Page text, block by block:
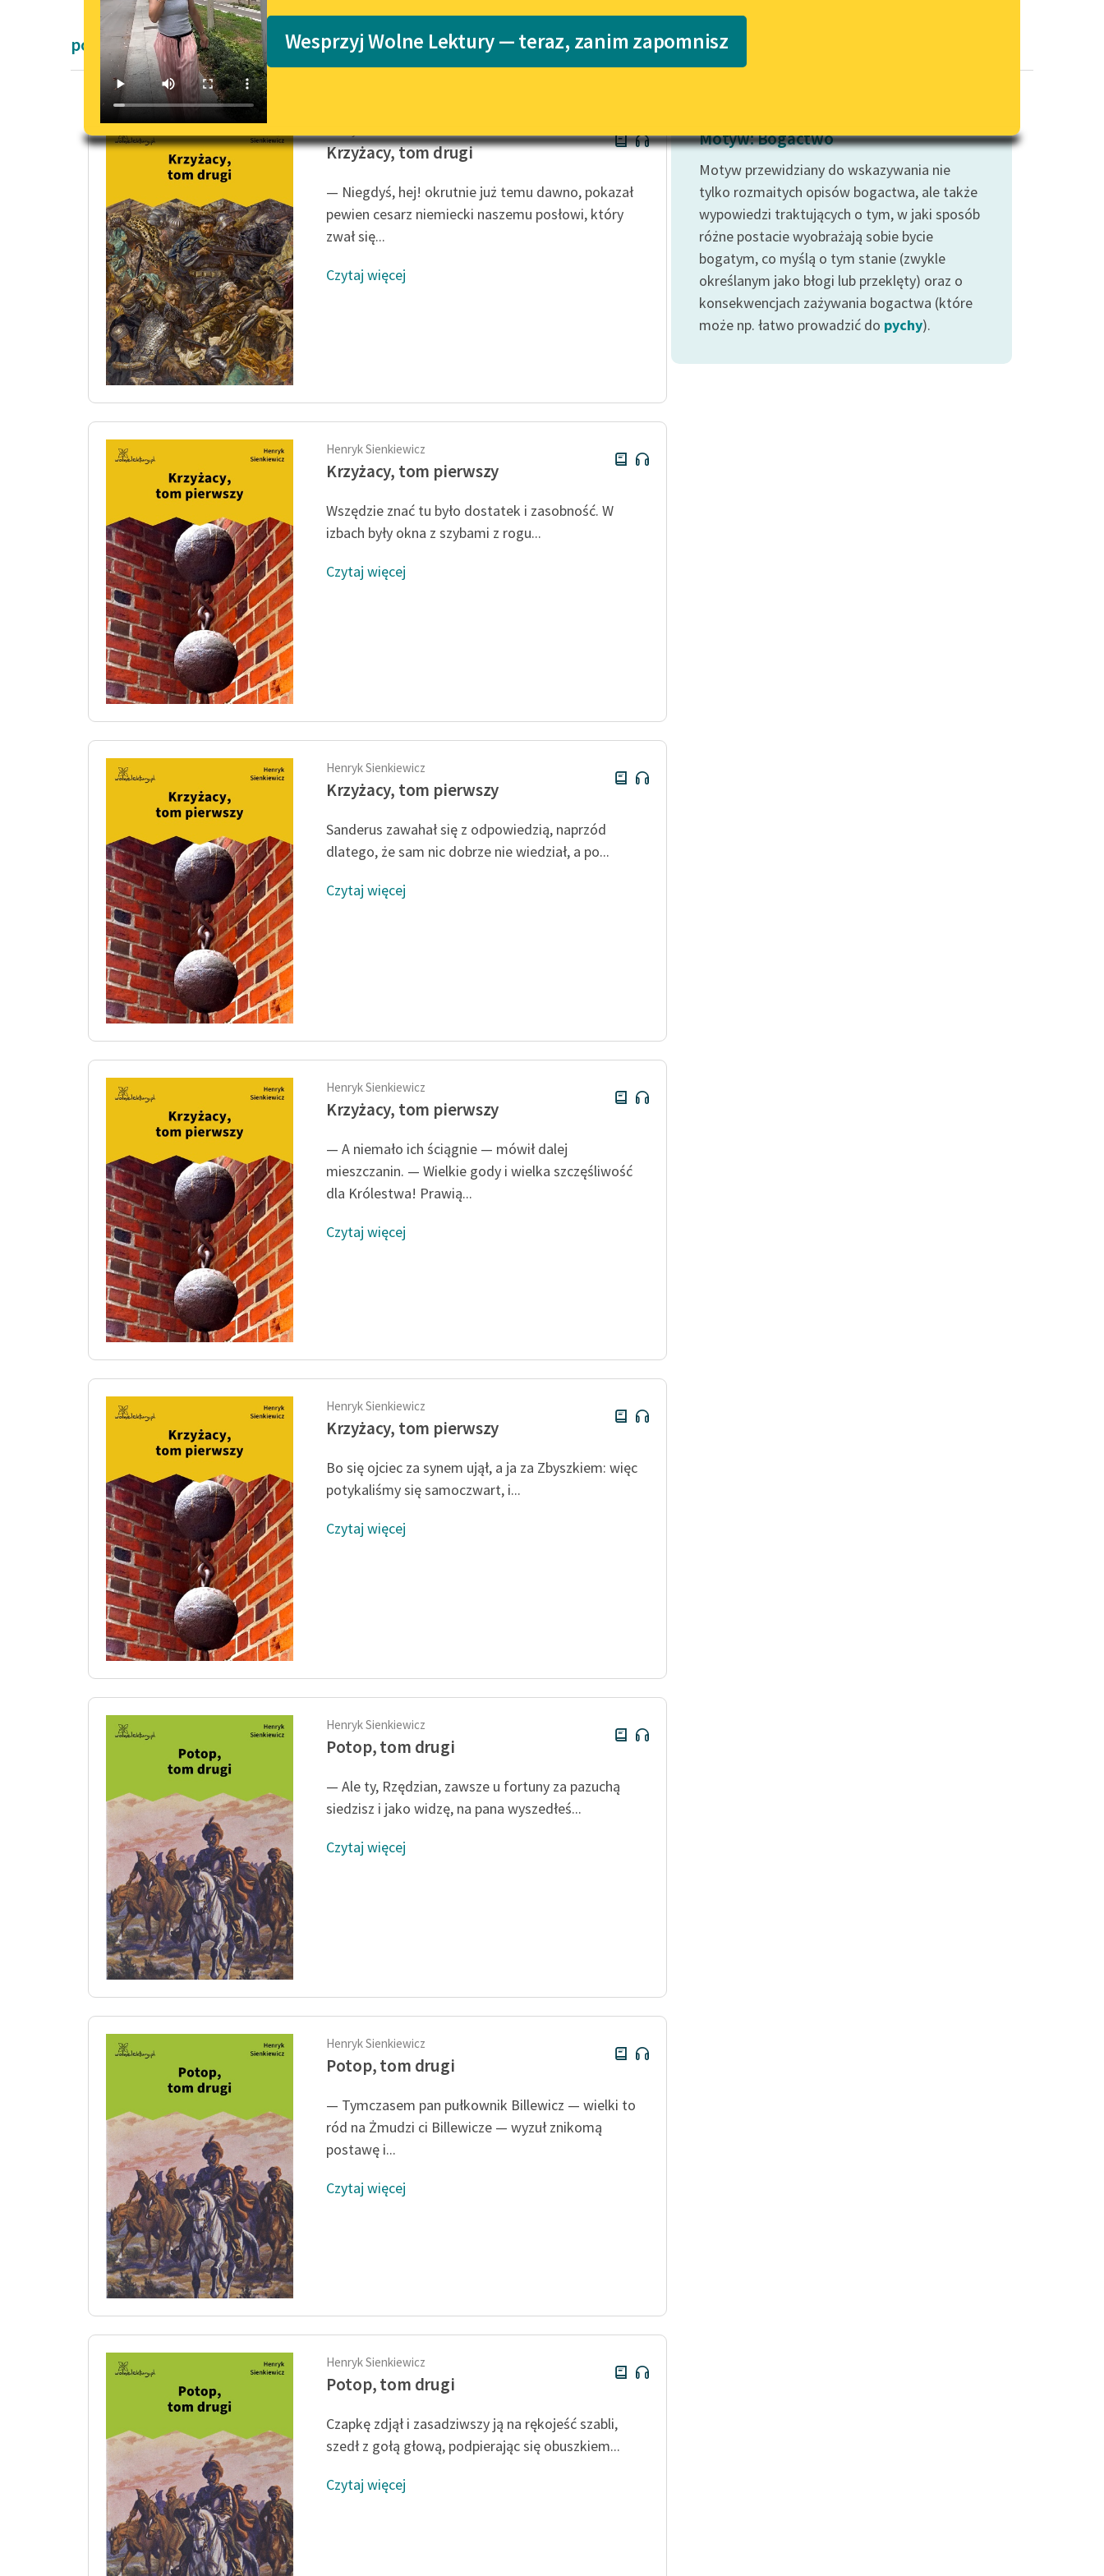
Lektury szkolne i klasyka
literatury do słuchania dla
E-kolekcja lektur szkolnych i
literatury do słuchania dla
uczennic i uczniów z
niepełnosprawnościami
Feministyczne inspiracje.
Popularyzacja skandynawskiej
Katalog
Katalog w formacie PDF
wrażliwych
Deklaracja dostępności
Wesprzyj Wolne Lektury — teraz, zanim zapomnisz
powieści historyczne Pozytywizm Henryka Sienkiewicza
Krzyżacy, tom drugi
— Niegdyś, hej! okrutnie już temu dawno, pokazał
pewien cesarz niemiecki naszemu posłowi, który
zwał się...
Czytaj więcej
Henryk Sienkiewicz
Krzyżacy, tom pierwszy
Wszędzie znać tu było dostatek i zasobność. W
izbach były okna z szybami z rogu...
Czytaj więcej
Henryk Sienkiewicz
Krzyżacy, tom pierwszy
Sanderus zawahał się z odpowiedzią, naprzód
dlatego, że sam nic dobrze nie wiedział, a po...
Czytaj więcej
Henryk Sienkiewicz
Krzyżacy, tom pierwszy
— A niemało ich ściągnie — mówił dalej
mieszczanin. — Wielkie gody i wielka szczęśliwość
dla Królestwa! Prawią...
Czytaj więcej
Henryk Sienkiewicz
Krzyżacy, tom pierwszy
Bo się ojciec za synem ujął, a ja za Zbyszkiem: więc
potykaliśmy się samoczwart, i...
Czytaj więcej
Henryk Sienkiewicz
Potop, tom drugi
— Ale ty, Rzędzian, zawsze u fortuny za pazuchą
siedzisz i jako widzę, na pana wyszedłeś...
Czytaj więcej
Henryk Sienkiewicz
Potop, tom drugi
— Tymczasem pan pułkownik Billewicz — wielki to
ród na Żmudzi ci Billewicze — wyzuł znikomą
postawę i...
Czytaj więcej
Henryk Sienkiewicz
Potop, tom drugi
Czapkę zdjął i zasadziwszy ją na rękojeść szabli,
szedł z gołą głową, podpierając się obuszkiem...
Czytaj więcej
Motyw: Bogactwo
Motyw przewidziany do wskazywania nie
tylko rozmaitych opisów bogactwa, ale także
wypowiedzi traktujących o tym, w jaki sposób
różne postacie wyobrażają sobie bycie
bogatym, co myślą o tym stanie (zwykle
określanym jako błogi lub przeklęty) oraz o
konsekwencjach zażywania bogactwa (które
może np. łatwo prowadzić do pychy).